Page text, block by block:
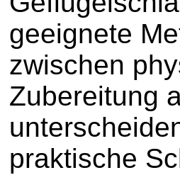
geeignete
zwischen
Zubereitung
praktische